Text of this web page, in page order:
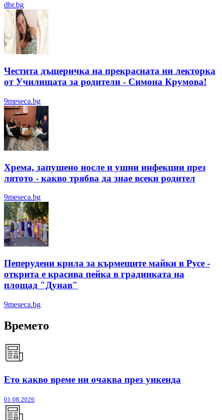
dbr.bg
Честита дъщеричка на прекрасната ни лекторка
от Училищата за родители - Симона Крумова!
9meseca.bg
Хрема, запушено носле и ушни инфекции през
лятотo - какво трябва да знае всеки родител
9meseca.bg
Пеперудени крила за кърмещите майки в Русе -
открита е красива пейка в градинката на
площад "Дунав"
9meseca.bg
Времето
Ето какво време ни очаква през уикенда
01.08.2026